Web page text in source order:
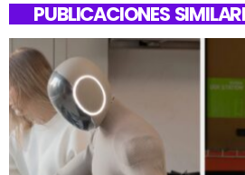
PUBLICACIONES